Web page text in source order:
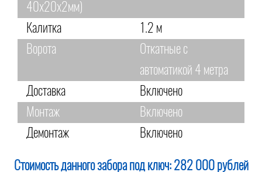
40х20х2мм)
Калитка
1.2 м
Ворота
Откатные с
автоматикой 4 метра
Доставка
Включено
Монтаж
Включено
Демонтаж
Включено
Стоимость данного забора под ключ: 282 000 рублей